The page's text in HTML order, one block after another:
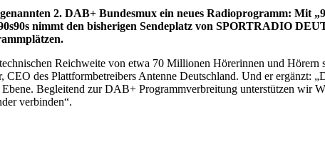
2. DAB+ Bundesmux ein neues Radioprogramm: Mit
nimmt den bisherigen Sendeplatz von SPORTRADIO
Reichweite von etwa 70 Millionen Hörerinnen und Hörern
des Plattformbetreibers Antenne Deutschland. Und er ergänzt:
Begleitend zur DAB+ Programmverbreitung unterstützen wir
verbinden“.